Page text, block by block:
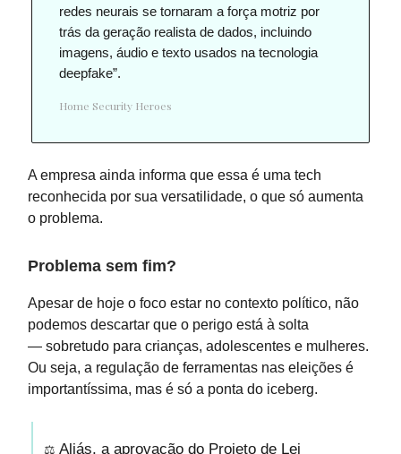
redes neurais se tornaram a força motriz por
trás da geração realista de dados, incluindo
imagens, áudio e texto usados na tecnologia
deepfake”.
Home Security Heroes
A empresa ainda informa que essa é uma tech
reconhecida por sua versatilidade, o que só aumenta
o problema.
Problema sem fim?
Apesar de hoje o foco estar no contexto político, não
podemos descartar que o perigo está à solta
— sobretudo para crianças, adolescentes e mulheres.
Ou seja, a regulação de ferramentas nas eleições é
importantíssima, mas é só a ponta do iceberg.
⚖️ Aliás, a aprovação do Projeto de Lei